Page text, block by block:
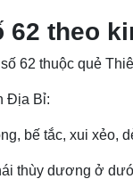
62 theo
62 thuộc quẻ
Địa Bỉ:
bế tắc, xui xẻo,
thùy dương ở